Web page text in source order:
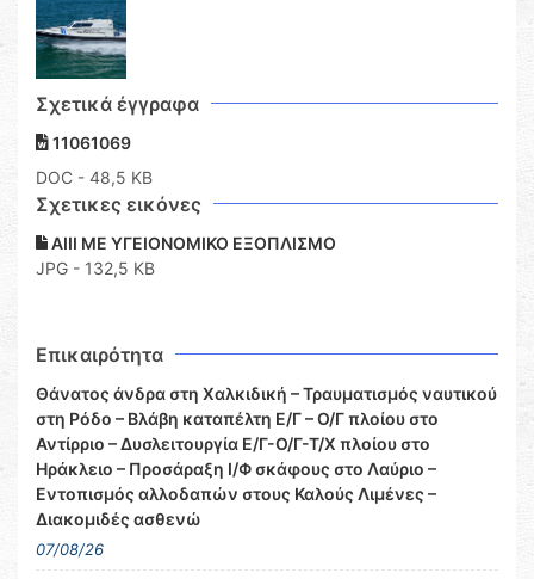
Σχετικά έγγραφα
11061069
DOC - 48,5 KB
Σχετικες εικόνες
AIII ΜΕ ΥΓΕΙΟΝΟΜΙΚΟ ΕΞΟΠΛΙΣΜΟ
JPG - 132,5 KB
Επικαιρότητα
Θάνατος άνδρα στη Χαλκιδική – Τραυματισμός ναυτικού
στη Ρόδο – Βλάβη καταπέλτη Ε/Γ – Ο/Γ πλοίου στο
Αντίρριο – Δυσλειτουργία Ε/Γ-Ο/Γ-Τ/Χ πλοίου στο
Ηράκλειο – Προσάραξη Ι/Φ σκάφους στο Λαύριο –
Εντοπισμός αλλοδαπών στους Καλούς Λιμένες –
Διακομιδές ασθενώ
07/08/26